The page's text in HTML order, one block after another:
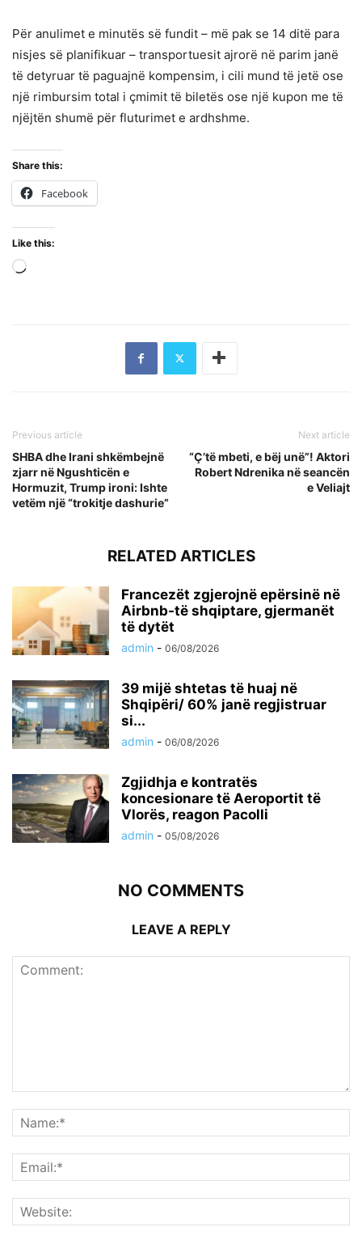
Për anulimet e minutës së fundit – më pak se 14 ditë para
nisjes së planifikuar – transportuesit ajrorë në parim janë
të detyruar të paguajnë kompensim, i cili mund të jetë ose
një rimbursim total i çmimit të biletës ose një kupon me të
njëjtën shumë për fluturimet e ardhshme.
Share this:
Facebook
Like this:
Previous article
SHBA dhe Irani shkëmbejnë
zjarr në Ngushticën e
Hormuzit, Trump ironi: Ishte
vetëm një “trokitje dashurie”
Next article
“Ç’të mbeti, e bëj unë”! Aktori
Robert Ndrenika në seancën
e Veliajt
RELATED ARTICLES
Francezët zgjerojnë epërsinë në
Airbnb-të shqiptare, gjermanët
të dytët
admin - 06/08/2026
39 mijë shtetas të huaj në
Shqipëri/ 60% janë regjistruar
si...
admin - 06/08/2026
Zgjidhja e kontratës
koncesionare të Aeroportit të
Vlorës, reagon Pacolli
admin - 05/08/2026
NO COMMENTS
LEAVE A REPLY